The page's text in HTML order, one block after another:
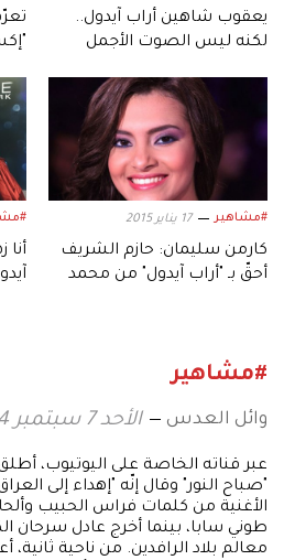
يعقوب شاهين أراب آيدول..
لكنه ليس الصوت الأجمل
#مشاهير 17 يناير 2015
كارمن سليمان: حازم الشريف
أحقّ بـ "أراب آيدول" من محمد
آيدول3
#مشاهير
وائل العدس الأحد 7 سبتمبر 2014 15:22
عبر قناته الخاصة على اليوتيوب،
"صباح النور" وقال إنّه "إهداء إلى
الأغنية من كلمات فراس الحبيب
طوني سابا، بينما أخرج عادل سرحان
معالم بلاد الرافدين. من ناحية